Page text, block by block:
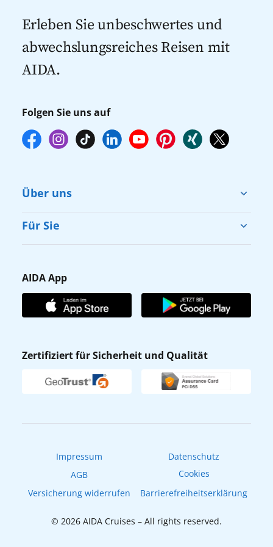
mehr zur Verfügung stehen. Deshalb
Ihrer Lieblingsausflüge vor Reisebeginn
online über myAIDA vorzunehmen.
Kreuzfahrten 2027
Erleben Sie unbeschwertes und
abwechslungsreiches Reisen mit
AIDA.
Folgen Sie uns auf
Über uns
Cruise & Help
Karriere
Affiliateprogramm
Verhaltens- & Ethikkodex
Newsletter
Für Sie
Gästefragebogen
AIDA Club
AIDA App
AIDA App
Zertifiziert für Sicherheit und Qualität
Impressum
Datenschutz
AGB
Cookies
Versicherung widerrufen
Barrierefreiheitserklärung
© 2026 AIDA Cruises – All rights reserved.